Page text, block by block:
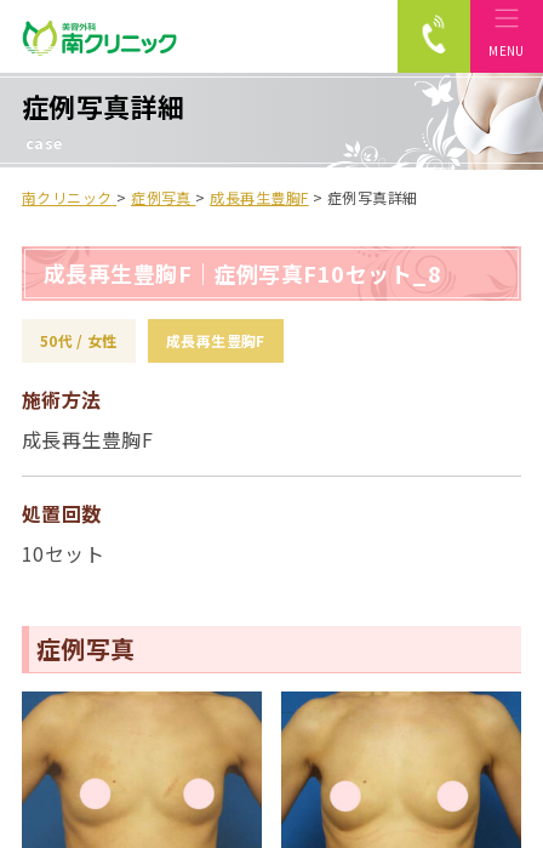
MENU
南クリニック
症例写真詳細
case
南クリニック >症例写真 > 成⻑再⽣豊胸F >症例写真詳細
成長再生豊胸F｜症例写真F10セット_8
50代 女性 成⻑再⽣豊胸F
施術⽅法
成長再生豊胸F
処置回数
10セット
症例写真